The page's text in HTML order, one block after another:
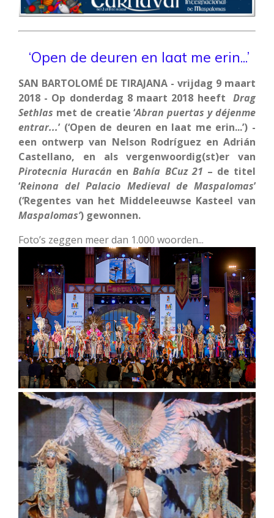
‘Open de deuren en laat me erin...’
SAN BARTOLOMÉ DE TIRAJANA - vrijdag 9 maart
2018 - Op donderdag 8 maart 2018 heeft Drag
Sethlas met de creatie ‘Abran puertas y déjenme
entrar...’ (‘Open de deuren en laat me erin...’) -
een ontwerp van Nelson Rodríguez en Adrián
Castellano, en als vergenwoordig(st)er van
Pirotecnia Huracán enBahía BCuz 21 – de titel
‘Reinona del Palacio Medieval de Maspalomas’
(‘Regentes van het Middeleeuwse Kasteel van
Maspalomas’) gewonnen.
Foto’s zeggen meer dan 1.000 woorden...